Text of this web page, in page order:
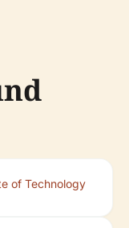
of Technology